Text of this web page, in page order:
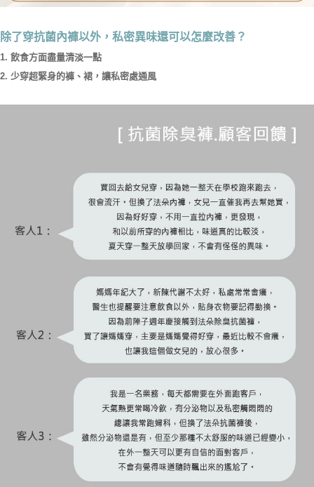
除了穿抗菌內褲以外，私密異味還可以怎麼改善？
1. 飲食方面盡量清淡一點
2. 少穿超緊身的褲、裙，讓私密處通風